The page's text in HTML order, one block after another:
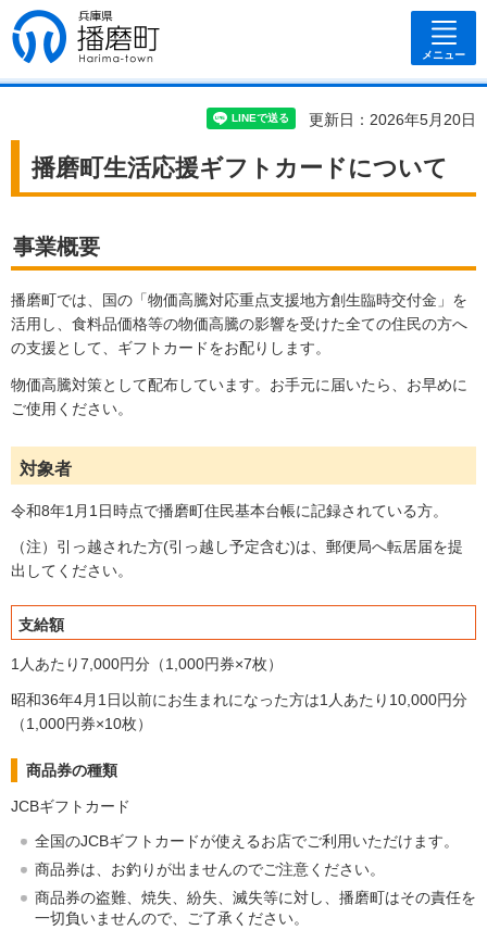
兵庫県 播磨
町
メニュー
更新日：2026年5月20日
播磨町生活応援ギフトカードについて
事業概要
播磨町では、国の「物価高騰対応重点支援地方創生臨時交付金」を
活用し、食料品価格等の物価高騰の影響を受けた全ての住民の方へ
の支援として、ギフトカードをお配りします。
物価高騰対策として配布しています。お手元に届いたら、お早めに
ご使用ください。
対象者
令和8年1月1日時点で播磨町住民基本台帳に記録されている方。
（注）引っ越された方(引っ越し予定含む)は、郵便局へ転居届を提
出してください。
支給額
1人あたり7,000円分（1,000円券×7枚）
昭和36年4月1日以前にお生まれになった方は1人あたり10,000円分
（1,000円券×10枚）
商品券の種類
JCBギフトカード
全国のJCBギフトカードが使えるお店でご利用いただけます。
商品券は、お釣りが出ませんのでご注意ください。
商品券の盗難、焼失、紛失、滅失等に対し、播磨町はその責任を
一切負いませんので、ご了承ください。